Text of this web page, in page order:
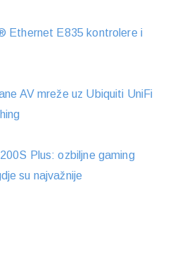
Ethernet E835 kontrolere i
AV mreže uz Ubiquiti UniFi
Plus: ozbiljne gaming
su najvažnije